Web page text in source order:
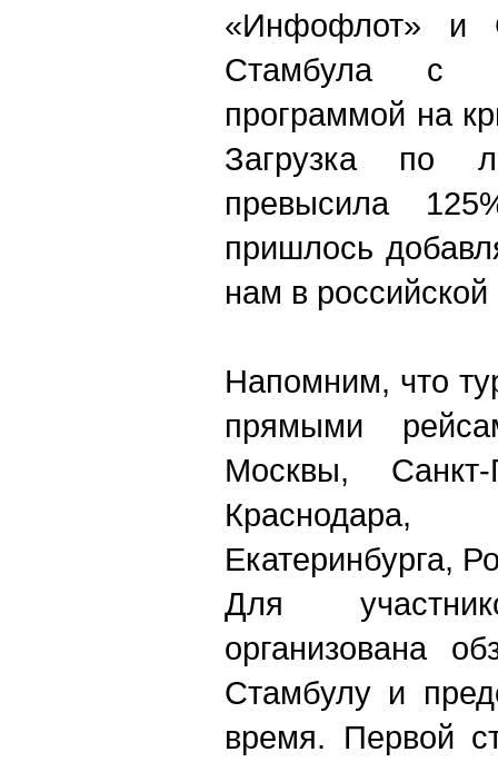
«Инфофлот» и
Стамбула с
программой на
Загрузка по
превысила
пришлось
нам в
Напомним, что
прямыми
Москвы, Санкт-
Екатеринбурга,
Для
организована
Стамбулу и
время. Первой